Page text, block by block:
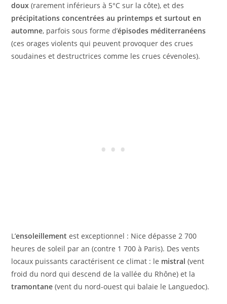
doux (rarement inférieurs à 5°C sur la côte), et des
précipitations concentrées au printemps et surtout en
automne, parfois sous forme d’épisodes méditerranéens
(ces orages violents qui peuvent provoquer des crues
soudaines et destructrices comme les crues cévenoles).
L’ensoleillement est exceptionnel : Nice dépasse 2 700
heures de soleil par an (contre 1 700 à Paris). Des vents
locaux puissants caractérisent ce climat : le mistral (vent
froid du nord qui descend de la vallée du Rhône) et la
tramontane (vent du nord-ouest qui balaie le Languedoc).